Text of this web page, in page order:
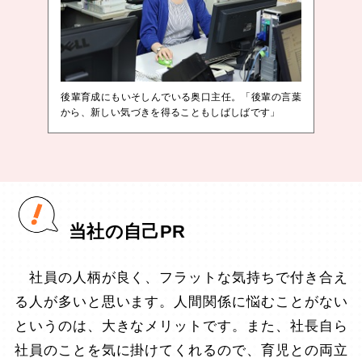
後輩育成にもいそしんでいる奥口主任。「後輩の言葉
から、新しい気づきを得ることもしばしばです」
当社の自己PR
社員の人柄が良く、フラットな気持ちで付き合え
る人が多いと思います。人間関係に悩むことがない
というのは、大きなメリットです。また、社長自ら
社員のことを気に掛けてくれるので、育児との両立